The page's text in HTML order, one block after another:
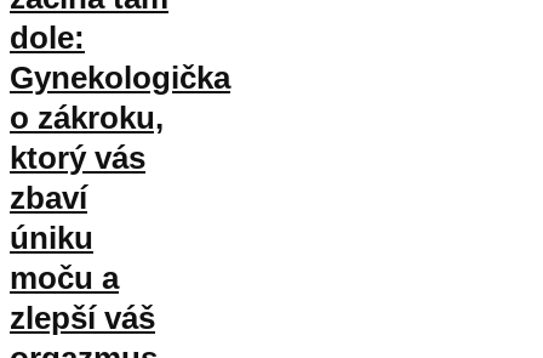
dole:
Gynekologička
o zákroku,
ktorý vás
zbaví
úniku
moču a
zlepší váš